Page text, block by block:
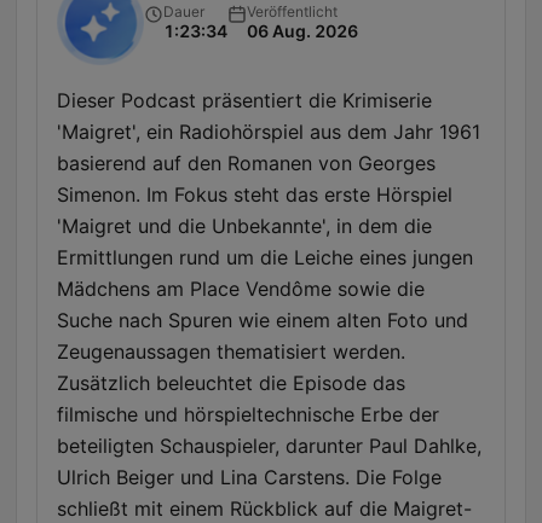
Dauer
1:23:34
Veröffentlicht
06 Aug. 2026
Dieser Podcast präsentiert die Krimiserie
'Maigret', ein Radiohörspiel aus dem Jahr 1961
basierend auf den Romanen von Georges
Simenon. Im Fokus steht das erste Hörspiel
'Maigret und die Unbekannte', in dem die
Ermittlungen rund um die Leiche eines jungen
Mädchens am Place Vendôme sowie die
Suche nach Spuren wie einem alten Foto und
Zeugenaussagen thematisiert werden.
Zusätzlich beleuchtet die Episode das
filmische und hörspieltechnische Erbe der
beteiligten Schauspieler, darunter Paul Dahlke,
Ulrich Beiger und Lina Carstens. Die Folge
schließt mit einem Rückblick auf die Maigret-